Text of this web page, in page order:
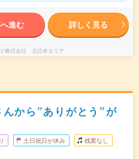
進む 詳しく見る
株式会社 北日本エリア
んから”ありがとう”が
土日祝日が休み 残業なし